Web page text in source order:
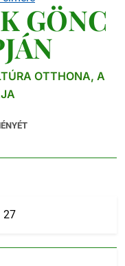
GÖNC
OTTHONA, A
27